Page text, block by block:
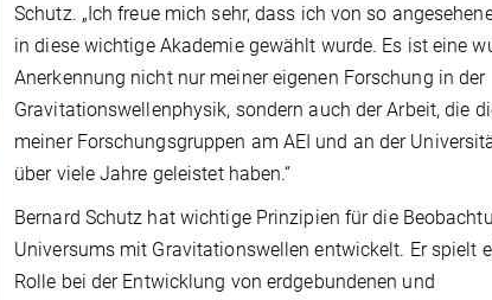
Schutz. „Ich freue mich sehr, dass ich von so
in diese wichtige Akademie gewählt wurde. Es ist eine
Anerkennung nicht nur meiner eigenen Forschung in der
Gravitationswellenphysik, sondern auch der Arbeit, die
meiner Forschungsgruppen am AEI und an der
über viele Jahre geleistet haben.“
Bernard Schutz hat wichtige Prinzipien für die
Universums mit Gravitationswellen entwickelt. Er spielt
Rolle bei der Entwicklung von erdgebundenen und